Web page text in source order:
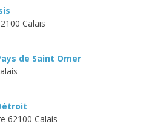
Calais
de Saint Omer
62100 Calais